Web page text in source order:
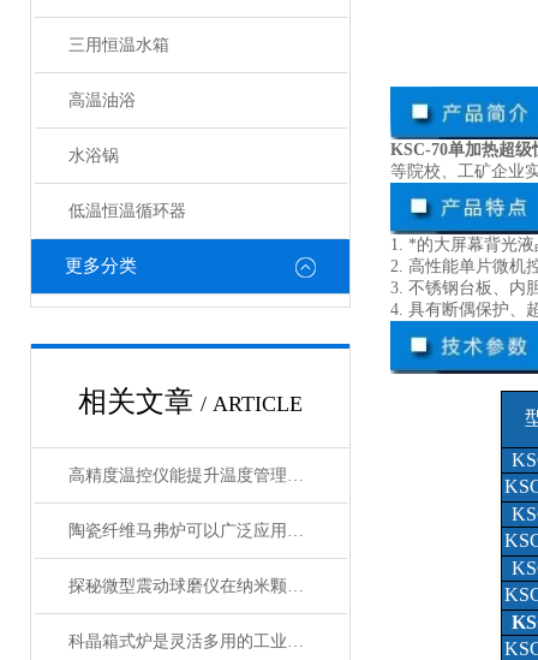
三用恒温水箱
高温油浴
水浴锅
低温恒温循环器
更多分类
相关文章 / ARTICLE
高精度温控仪能提升温度管理的精准性和效率
陶瓷纤维马弗炉可以广泛应用于高温工艺
探秘微型震动球磨仪在纳米颗粒制备中的关键作用
科晶箱式炉是灵活多用的工业好帮手
KSC-70单加热超级
等院校、工矿企业
1. *的大屏幕背光
2. 高性能单片微机
3. 不锈钢台板、内
4. 具有断偶保护、
K
K
K
K
K
K
K
K